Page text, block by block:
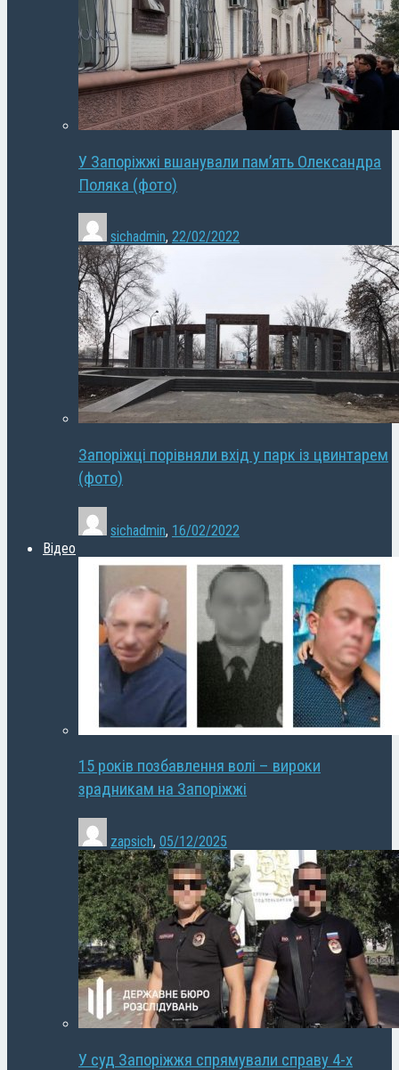
У Запоріжжі вшанували пам’ять Олександра
Поляка (фото)
sichadmin, 22/02/2022
Запоріжці порівняли вхід у парк із цвинтарем
(фото)
sichadmin, 16/02/2022
Відео
15 років позбавлення волі – вироки
зрадникам на Запоріжжі
zapsich, 05/12/2025
У суд Запоріжжя спрямували справу 4-х